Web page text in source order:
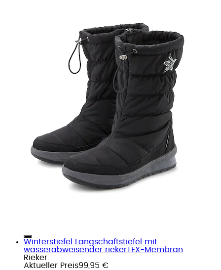
Winterstiefel Langschaftstiefel mit
wasserabweisender riekerTEX-Membran
Rieker
Aktueller Preis99,95 €